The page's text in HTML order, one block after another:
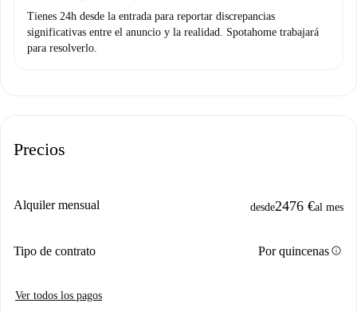
Tienes 24h desde la entrada para reportar discrepancias
significativas entre el anuncio y la realidad. Spotahome trabajará
para resolverlo.
Precios
Alquiler mensual desde2476 €al mes
Tipo de contrato Por quincenasinfo
Ver todos los pagos